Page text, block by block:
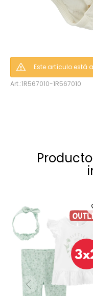
1R567010-1R567010
Este artículo está